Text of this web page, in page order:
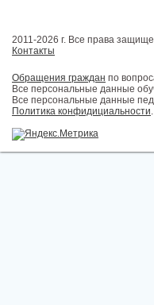
2011-2026 г. Все права
Контакты
Обращения граждан по
Все персональные данные
Все персональные данные
Политика конфидициальности.